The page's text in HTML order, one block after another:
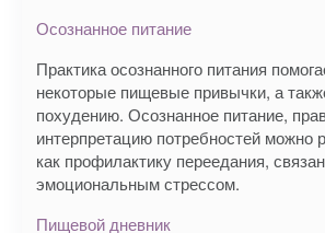
Осознанное питание
Практика осознанного питания
некоторые пищевые привычки, а
похудению. Осознанное питание,
интерпретацию потребностей можно
как профилактику переедания,
эмоциональным стрессом.
Пищевой дневник